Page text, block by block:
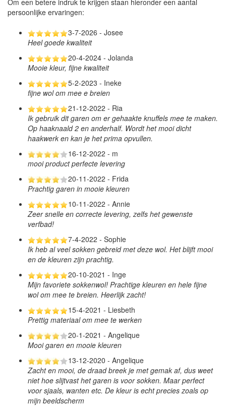
persoonlijke ervaringen:
3-7-2026 - Josee
Heel goede kwaliteit
20-4-2024 - Jolanda
Mooie kleur, fijne kwaliteit
5-2-2023 - Ineke
fijne wol om mee e breien
21-12-2022 - Ria
Ik gebruik dit garen om er gehaakte knuffels mee te maken.
Op haaknaald 2 en anderhalf. Wordt het mooi dicht
haakwerk en kan je het prima opvullen.
16-12-2022 - m
mooi product perfecte levering
20-11-2022 - Frida
Prachtig garen in mooie kleuren
10-11-2022 - Annie
Zeer snelle en correcte levering, zelfs het gewenste
verfbad!
7-4-2022 - Sophie
Ik heb al veel sokken gebreid met deze wol. Het blijft mooi
en de kleuren zijn prachtig.
20-10-2021 - Inge
Mijn favoriete sokkenwol! Prachtige kleuren en hele fijne
wol om mee te breien. Heerlijk zacht!
15-4-2021 - Liesbeth
Prettig materiaal om mee te werken
20-1-2021 - Angelique
Mooi garen en mooie kleuren
13-12-2020 - Angelique
Zacht en mooi, de draad breek je met gemak af, dus weet
niet hoe slijtvast het garen is voor sokken. Maar perfect
voor sjaals, wanten etc. De kleur is echt precies zoals op
mijn beeldscherm